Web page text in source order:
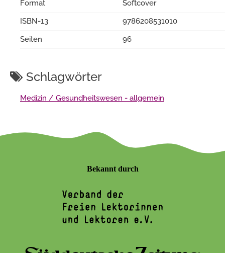
Format
Softcover
ISBN-13
9786208531010
Seiten
96
Schlagwörter
Medizin / Gesundheitswesen - allgemein
Bekannt durch